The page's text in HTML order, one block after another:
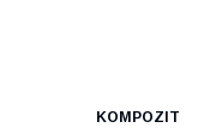
KOMPOZIT